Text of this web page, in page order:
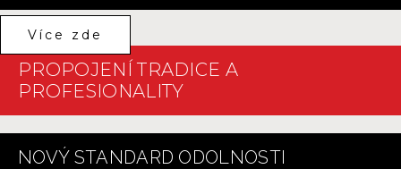
Více zde
PROPOJENÍ TRADICE A
PROFESIONALITY
NOVÝ STANDARD ODOLNOSTI